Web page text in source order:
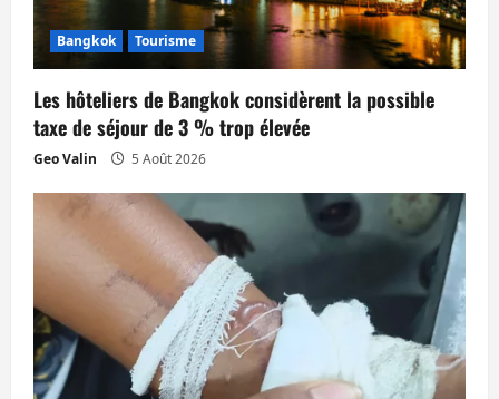
r
t
i
c
e
Bangkok Tourisme
Les hôteliers de Bangkok considèrent la possible
taxe de séjour de 3 % trop élevée
Geo Valin 5 Août 2026